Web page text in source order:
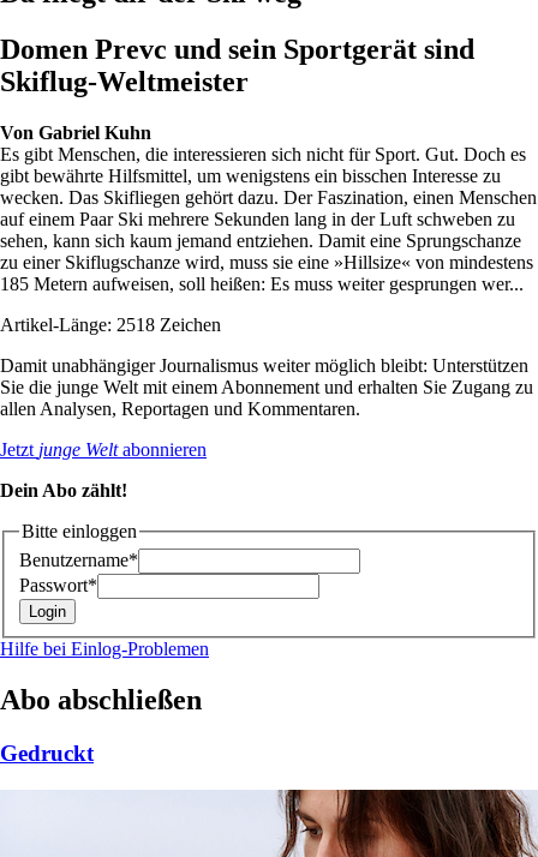
Domen Prevc und sein Sportgerät sind
Skiflug-Weltmeister
Von Gabriel Kuhn
Es gibt Menschen, die interessieren sich nicht für Sport. Gut. Doch es
gibt bewährte Hilfsmittel, um wenigstens ein bisschen Interesse zu
wecken. Das Skifliegen gehört dazu. Der Faszination, einen Menschen
auf einem Paar Ski mehrere Sekunden lang in der Luft schweben zu
sehen, kann sich kaum jemand entziehen. Damit eine Sprungschanze
zu einer Skiflugschanze wird, muss sie eine »Hillsize« von mindestens
185 Metern aufweisen, soll heißen: Es muss weiter gesprungen wer...
Artikel-Länge: 2518 Zeichen
Damit unabhängiger Journalismus weiter möglich bleibt: Unterstützen
Sie die junge Welt mit einem Abonnement und erhalten Sie Zugang zu
allen Analysen, Reportagen und Kommentaren.
Jetzt junge Weltabonnieren
Dein Abo zählt!
Bitte einloggen
Benutzername*
Passwort*
Hilfe bei Einlog-Problemen
Abo abschließen
Gedruckt